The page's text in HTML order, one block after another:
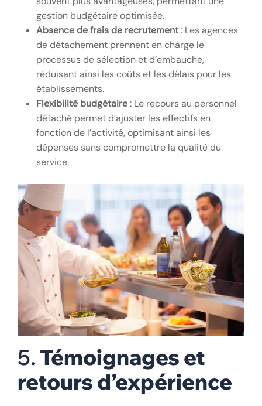
gestion budgétaire optimisée.
Absence de frais de recrutement: Les agences
de détachement prennent en charge le
processus de sélection et d’embauche,
réduisant ainsi les coûts et les délais pour les
établissements.
Flexibilité budgétaire: Le recours au personnel
détaché permet d’ajuster les effectifs en
fonction de l’activité, optimisant ainsi les
dépenses sans compromettre la qualité du
service.
5. Témoignages et
retours d’expérience